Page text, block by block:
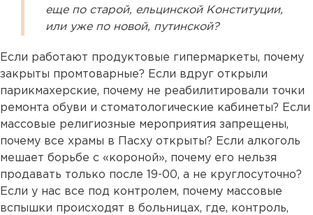
еще по старой, ельцинской Конституции,
или уже по новой, путинской?
Если работают продуктовые гипермаркеты, почему
закрыты промтоварные? Если вдруг открыли
парикмахерские, почему не реабилитировали точки
ремонта обуви и стоматологические кабинеты? Если
массовые религиозные мероприятия запрещены,
почему все храмы в Пасху открыты? Если алкоголь
мешает борьбе с «короной», почему его нельзя
продавать только после 19-00, а не круглосуточно?
Если у нас все под контролем, почему массовые
вспышки происходят в больницах, где, контроль,